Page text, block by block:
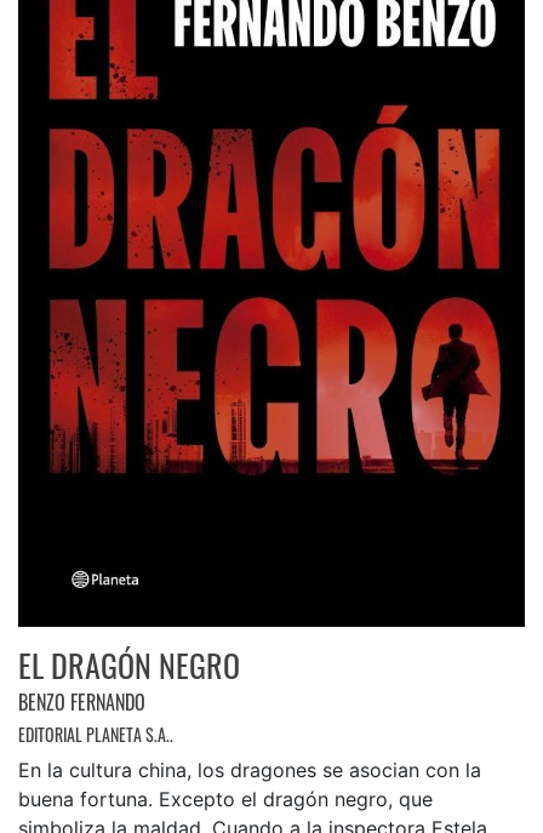
EL DRAGÓN NEGRO
BENZO FERNANDO
EDITORIAL PLANETA S.A..
En la cultura china, los dragones se asocian con la
buena fortuna. Excepto el dragón negro, que
simboliza la maldad. Cuando a la inspectora Estela